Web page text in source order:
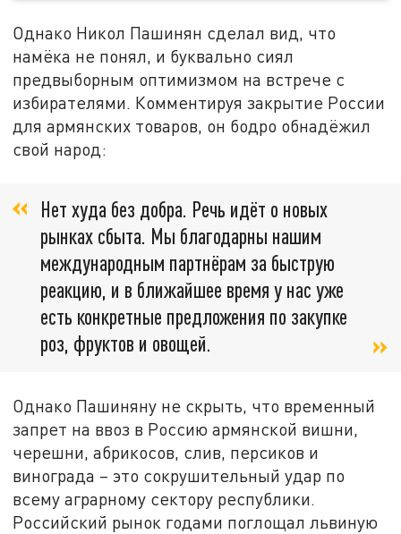
Однако Никол Пашинян сделал вид, что
намёка не понял, и буквально сиял
предвыборным оптимизмом на встрече с
избирателями. Комментируя закрытие России
для армянских товаров, он бодро обнадёжил
свой народ:
Нет худа без добра. Речь идёт о новых
рынках сбыта. Мы благодарны нашим
международным партнёрам за быструю
реакцию, и в ближайшее время у нас уже
есть конкретные предложения по закупке
роз, фруктов и овощей.
Однако Пашиняну не скрыть, что временный
запрет на ввоз в Россию армянской вишни,
черешни, абрикосов, слив, персиков и
винограда – это сокрушительный удар по
всему аграрному сектору республики.
Российский рынок годами поглощал львиную